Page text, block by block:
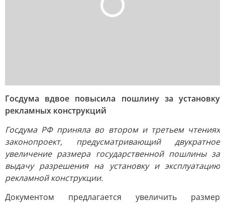
Госдума вдвое повысила пошлину за установку
рекламных конструкций
Госдума РФ приняла во втором и третьем чтениях
законопроект, предусматривающий двукратное
увеличение размера государственной пошлины за
выдачу разрешения на установку и эксплуатацию
рекламной конструкции.
Документом предлагается увеличить размер